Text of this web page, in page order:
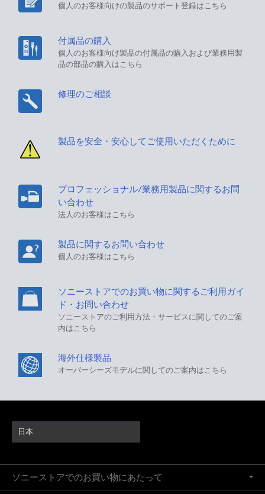
個人のお客様向けの製品のサポート登録はこちら
付属品の購入
個人のお客様向け製品の付属品の購入および業務用製
品の部品の購入はこちら
修理のご相談
製品を安全・安心してご使用いただくために
プロフェッショナル/業務用製品に関するお問
い合わせ
法人のお客様はこちら
製品に関するお問い合わせ
個人のお客様はこちら
ソニーストアでのお買い物に関するご利用ガイ
ド・お問い合わせ
ソニーストアのご利用方法・サービスに関してのご案
内はこちら
海外仕様製品
オーバーシーズモデルに関してのご案内はこちら
日本
ソニーストアでのお買い物にあたって